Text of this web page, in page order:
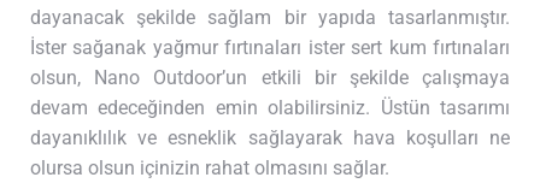
dayanacak şekilde sağlam bir yapıda tasarlanmıştır.
İster sağanak yağmur fırtınaları ister sert kum fırtınaları
olsun, Nano Outdoor’un etkili bir şekilde çalışmaya
devam edeceğinden emin olabilirsiniz. Üstün tasarımı
dayanıklılık ve esneklik sağlayarak hava koşulları ne
olursa olsun içinizin rahat olmasını sağlar.